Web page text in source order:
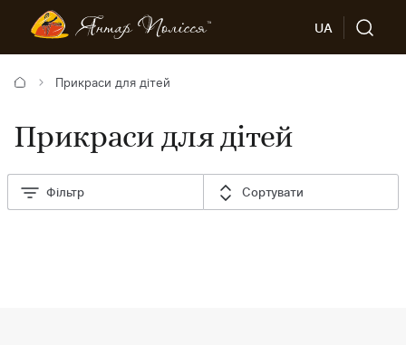
UA
Прикраси для дітей
Прикраси для дітей
Фільтр Сортувати